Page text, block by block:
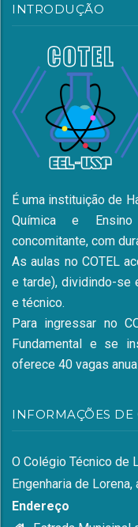
INTRODUÇÃO
É uma instituição de
Química e
concomitante, com
As aulas no COTEL
e tarde), dividindo-se
e técnico.
Para ingressar no
Fundamental e se
oferece 40 vagas
INFORMAÇÕES DE
O Colégio Técnico de
Engenharia de Lorena,
Endereço